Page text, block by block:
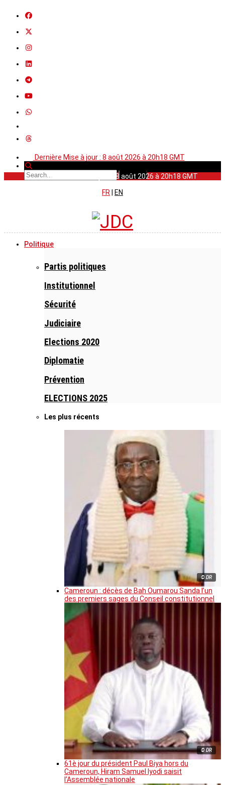
Dernière Mise à jour : 8 août 2026 à 20h18 GMT
Dernière Mise à jour : 8 août 2026 à 20h18 GMT
FR
EN
Politique
Partis politiques
Institutionnel
Sécurité
Judiciaire
Elections 2020
Diplomatie
Prévention
ELECTIONS 2025
Les plus récents
© DR
Cameroun : décès de Bah Oumarou Sanda l’un
des premiers sages du Conseil constitutionnel
© DR
61è jour du président Paul Biya hors du
Cameroun, Hiram Samuel Iyodi saisit
l’Assemblée nationale